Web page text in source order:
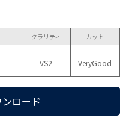
クラリティ
VS2
カット
VeryGood
ロード